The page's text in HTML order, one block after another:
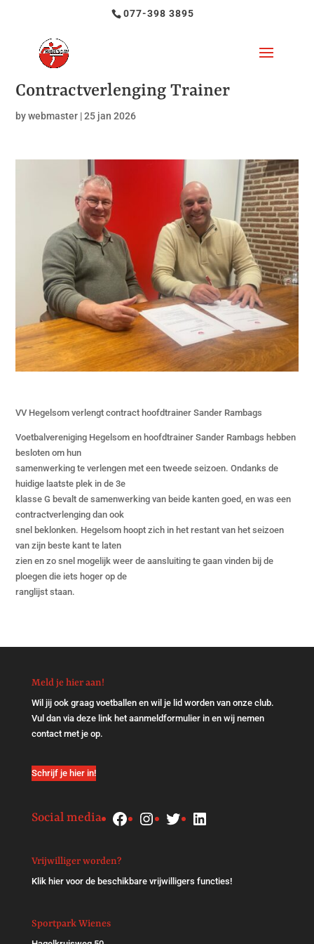
077-398 3895
Contractverlenging Trainer
bywebmaster |25 jan 2026
VV Hegelsom verlengt contract hoofdtrainer Sander Rambags
Voetbalvereniging Hegelsom en hoofdtrainer Sander Rambags hebben
besloten om hun
samenwerking te verlengen met een tweede seizoen. Ondanks de
huidige laatste plek in de 3e
klasse G bevalt de samenwerking van beide kanten goed, en was een
contractverlenging dan ook
snel beklonken. Hegelsom hoopt zich in het restant van het seizoen
van zijn beste kant te laten
zien en zo snel mogelijk weer de aansluiting te gaan vinden bij de
ploegen die iets hoger op de
ranglijst staan.
Meld je hier aan!
Wil jij ook graag voetballen en wil je lid worden van onze club.
Vul dan via deze linkhet aanmeldformulier in en wij nemen
contact met je op.
Schrijf je hier in!
Social media Facebook
Instagram
TwitterLinkedIn
Vrijwilliger worden?
Klik hiervoor de beschikbare vrijwilligers functies!
Sportpark Wienes